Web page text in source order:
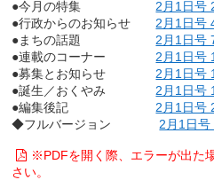
●今月の特集 2月1日号
●行政からのお知らせ 2月1日号
●まちの話題 2月1日号
●連載のコーナー 2月1日号
●募集とお知らせ 2月1日号
●誕生／おくやみ 2月1日号
●編集後記 2月1日号
◆フルバージョン
2月1日号
※PDFを開く際、エラーが出た
さい。